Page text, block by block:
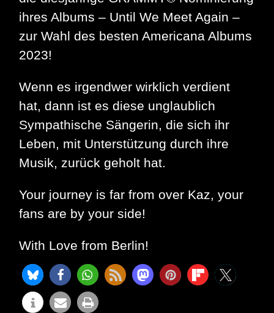
ihres Albums – Until We Meet Again –
zur Wahl des besten Americana Albums
2023!
Wenn es irgendwer wirklich verdient
hat, dann ist es diese unglaublich
Sympathische Sängerin, die sich ihr
Leben, mit Unterstützung durch ihre
Musik, zurück geholt hat.
Your journey is far from over Kaz, your
fans are by your side!
With Love from Berlin!